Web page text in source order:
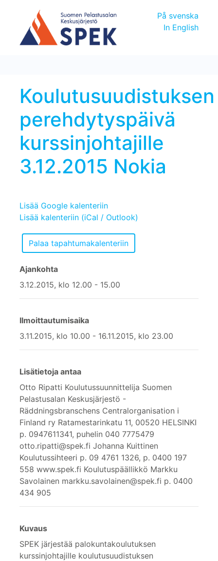
På svenska
In English
Koulutusuudistuksen
perehdytyspäivä
kurssinjohtajille
3.12.2015 Nokia
Lisää Google kalenteriin
Lisää kalenteriin (iCal / Outlook)
Ajankohta
3.12.2015, klo 12.00 - 15.00
Ilmoittautumisaika
3.11.2015, klo 10.00 - 16.11.2015, klo 23.00
Lisätietoja antaa
Otto Ripatti Koulutussuunnittelija Suomen
Pelastusalan Keskusjärjestö -
Räddningsbranschens Centralorganisation i
Finland ry Ratamestarinkatu 11, 00520 HELSINKI
p. 0947611341, puhelin 040 7775479
otto.ripatti@spek.fi Johanna Kuittinen
Koulutussihteeri p. 09 4761 1326, p. 0400 197
558 www.spek.fi Koulutuspäällikkö Markku
Savolainen markku.savolainen@spek.fi p. 0400
434 905
Kuvaus
SPEK järjestää palokuntakoulutuksen
kurssinjohtajille koulutusuudistuksen